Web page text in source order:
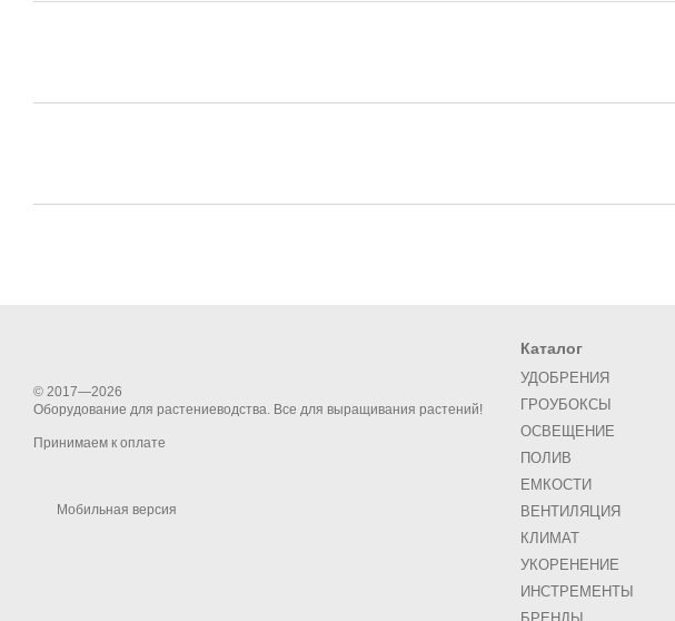
© 2017—2026
Оборудование для растениеводства. Все для выращивания растений!
Принимаем к оплате
Мобильная версия
Каталог
УДОБРЕНИЯ
ГРОУБОКСЫ
ОСВЕЩЕНИЕ
ПОЛИВ
ЕМКОСТИ
ВЕНТИЛЯЦИЯ
КЛИМАТ
УКОРЕНЕНИЕ
ИНСТРЕМЕНТЫ